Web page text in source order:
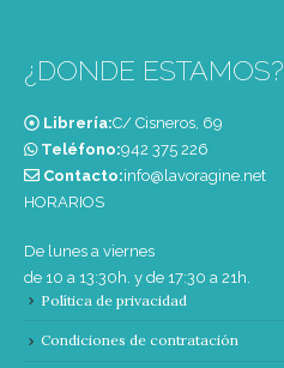
¿DONDE ESTAMOS?
Librería:C/ Cisneros, 69
Teléfono:‭942 375 226‬
Contacto:info@lavoragine.net
HORARIOS
De lunes a viernes
de 10 a 13:30h. y de 17:30 a 21h.
Política de privacidad
Condiciones de contratación